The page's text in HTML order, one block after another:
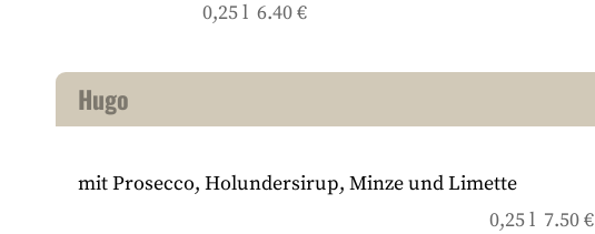
0,25 l 6.40 €
Hugo
mit Prosecco, Holundersirup, Minze und Limette
0,25 l 7.50 €